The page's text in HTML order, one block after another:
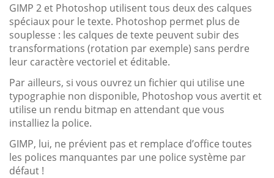
GIMP 2 et Photoshop utilisent tous deux des calques
spéciaux pour le texte. Photoshop permet plus de
souplesse : les calques de texte peuvent subir des
transformations (rotation par exemple) sans perdre
leur caractère vectoriel et éditable.
Par ailleurs, si vous ouvrez un fichier qui utilise une
typographie non disponible, Photoshop vous avertit et
utilise un rendu bitmap en attendant que vous
installiez la police.
GIMP, lui, ne prévient pas et remplace d’office toutes
les polices manquantes par une police système par
défaut !